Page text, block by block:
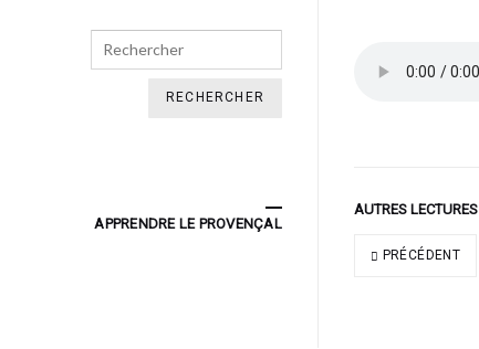
AUTRES LECTURES
PRÉCÉDENT
Search
APPRENDRE LE PROVENÇAL